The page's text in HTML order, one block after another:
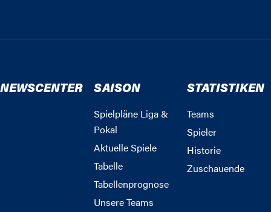
NEWSCENTER SAISON
Spielpläne Liga &
Pokal
Aktuelle Spiele
Tabelle
Tabellenprognose
Unsere Teams
STATISTIKEN
Teams
Spieler
Historie
Zuschauende